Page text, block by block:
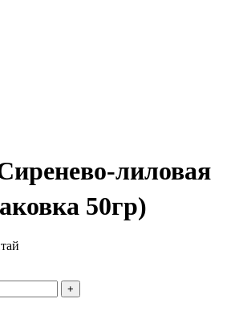
лиловая
50гр)
+